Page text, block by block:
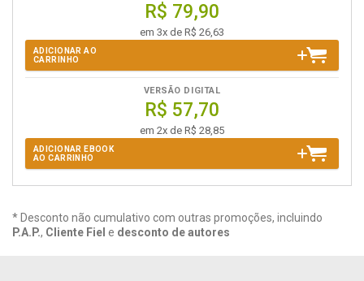
R$ 79,90
em 3x de R$ 26,63
ADICIONAR AO
CARRINHO
VERSÃO DIGITAL
R$ 57,70
em 2x de R$ 28,85
ADICIONAR EBOOK
AO CARRINHO
* Desconto não cumulativo com outras promoções, incluindo
P.A.P., Cliente Fiel e desconto de autores